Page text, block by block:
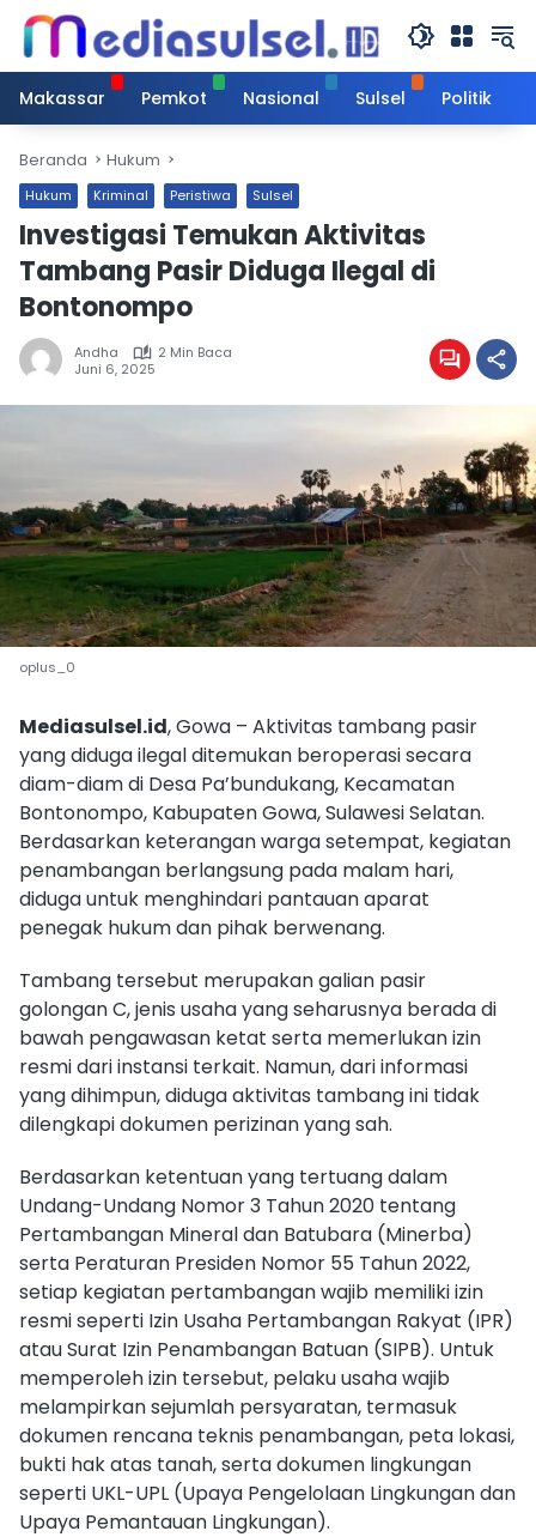
Langsung
konten
Makassar
Pemkot Nasional Sulsel Politik
Beranda Hukum
Hukum Kriminal Peristiwa Sulsel
Investigasi Temukan Aktivitas
Tambang Pasir Diduga Ilegal di
Bontonompo
Andha
2 Min Baca
Juni 6, 2025
oplus_0
Mediasulsel.id, Gowa – Aktivitas tambang pasir
yang diduga ilegal ditemukan beroperasi secara
diam-diam di Desa Pa’bundukang, Kecamatan
Bontonompo, Kabupaten Gowa, Sulawesi Selatan.
Berdasarkan keterangan warga setempat, kegiatan
penambangan berlangsung pada malam hari,
diduga untuk menghindari pantauan aparat
penegak hukum dan pihak berwenang.
Tambang tersebut merupakan galian pasir
golongan C, jenis usaha yang seharusnya berada di
bawah pengawasan ketat serta memerlukan izin
resmi dari instansi terkait. Namun, dari informasi
yang dihimpun, diduga aktivitas tambang ini tidak
dilengkapi dokumen perizinan yang sah.
Berdasarkan ketentuan yang tertuang dalam
Undang-Undang Nomor 3 Tahun 2020 tentang
Pertambangan Mineral dan Batubara (Minerba)
serta Peraturan Presiden Nomor 55 Tahun 2022,
setiap kegiatan pertambangan wajib memiliki izin
resmi seperti Izin Usaha Pertambangan Rakyat (IPR)
atau Surat Izin Penambangan Batuan (SIPB). Untuk
memperoleh izin tersebut, pelaku usaha wajib
melampirkan sejumlah persyaratan, termasuk
dokumen rencana teknis penambangan, peta lokasi,
bukti hak atas tanah, serta dokumen lingkungan
seperti UKL-UPL (Upaya Pengelolaan Lingkungan dan
Upaya Pemantauan Lingkungan).